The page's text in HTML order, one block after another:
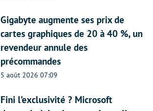
Gigabyte augmente ses prix de
cartes graphiques de 20 à 40 %, un
revendeur annule des
précommandes
5 août 2026 07:09
Fini l’exclusivité ? Microsoft